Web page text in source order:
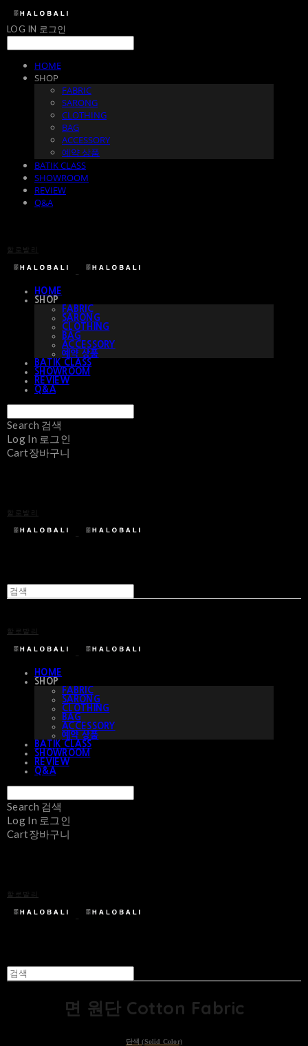
LOG IN 로그인
HOME
SHOP
FABRIC
SARONG
CLOTHING
BAG
ACCESSORY
예약 상품
BATIK CLASS
SHOWROOM
REVIEW
Q&A
할로발리
HOME
SHOP
FABRIC
SARONG
CLOTHING
BAG
ACCESSORY
예약 상품
BATIK CLASS
SHOWROOM
REVIEW
Q&A
Search 검색
Log In 로그인
Cart장바구니
할로발리
할로발리
HOME
SHOP
FABRIC
SARONG
CLOTHING
BAG
ACCESSORY
예약 상품
BATIK CLASS
SHOWROOM
REVIEW
Q&A
Search 검색
Log In 로그인
Cart장바구니
할로발리
면 원단 Cotton Fabric
단색 (Solid Color)